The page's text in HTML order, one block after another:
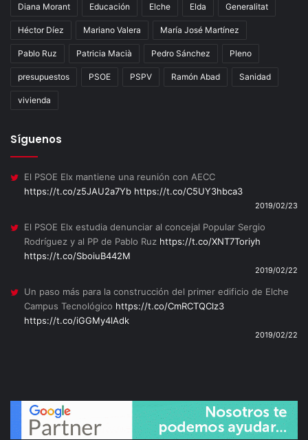
Diana Morant Educación Elche Elda Generalitat
Héctor Díez Mariano Valera María José Martínez
Pablo Ruz Patricia Macià Pedro Sánchez Pleno
presupuestos PSOE PSPV Ramón Abad Sanidad
vivienda
Síguenos
El PSOE Elx mantiene una reunión con AECC
https://t.co/z5JAU2a7Yb https://t.co/C5UY3hbca3
2019/02/23
El PSOE Elx estudia denunciar al concejal Popular Sergio
Rodríguez y al PP de Pablo Ruz https://t.co/XNT7Toriyh
https://t.co/SboiuB442M
2019/02/22
Un paso más para la construcción del primer edificio de Elche
Campus Tecnológico https://t.co/CmRCTQClz3
https://t.co/iGGMy4lAdk
2019/02/22